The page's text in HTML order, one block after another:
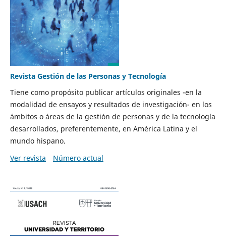
Revista Gestión de las Personas y Tecnología
Tiene como propósito publicar artículos originales -en la
modalidad de ensayos y resultados de investigación- en los
ámbitos o áreas de la gestión de personas y de la tecnología
desarrollados, preferentemente, en América Latina y el
mundo hispano.
Ver revista
Número actual